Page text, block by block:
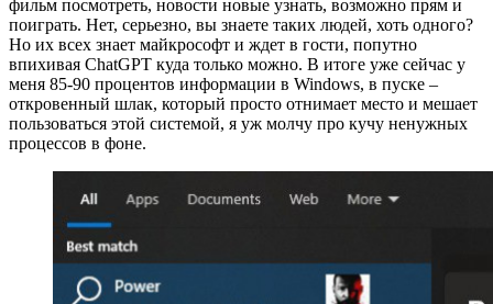
фильм посмотреть, новости новые узнать, возможно прям и
поиграть. Нет, серьезно, вы знаете таких людей, хоть одного?
Но их всех знает майкрософт и ждет в гости, попутно
впихивая ChatGPT куда только можно. В итоге уже сейчас у
меня 85-90 процентов информации в Windows, в пуске –
откровенный шлак, который просто отнимает место и мешает
пользоваться этой системой, я уж молчу про кучу ненужных
процессов в фоне.